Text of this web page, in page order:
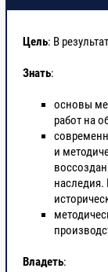
Цель: В
Знать:
основы
работ на
и
наследия.
Владеть: